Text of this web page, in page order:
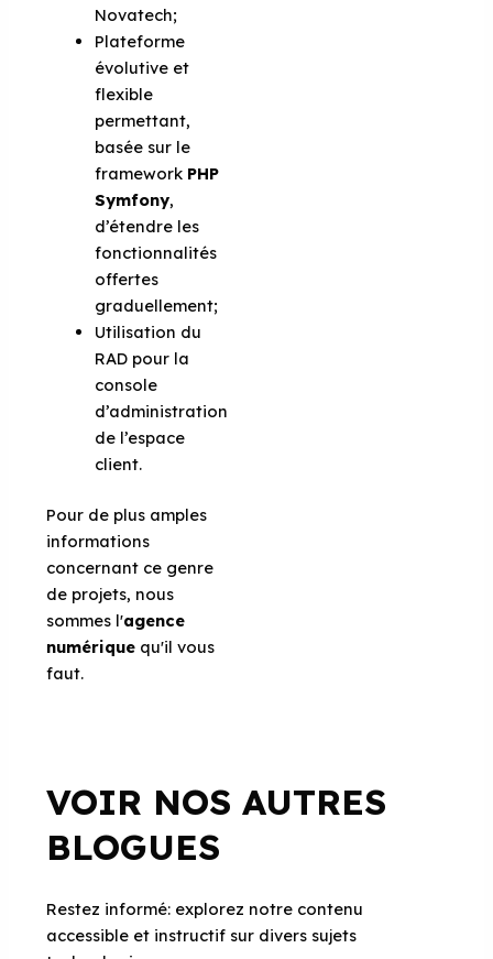
Novatech;
Plateforme
évolutive et
flexible
permettant,
basée sur le
framework PHP
Symfony,
d’étendre les
fonctionnalités
offertes
graduellement;
Utilisation du
RAD pour la
console
d’administration
de l’espace
client.
Pour de plus amples
informations
concernant ce genre
de projets, nous
sommes l'agence
numérique qu'il vous
faut.
VOIR NOS AUTRES
BLOGUES
Restez informé: explorez notre contenu
accessible et instructif sur divers sujets